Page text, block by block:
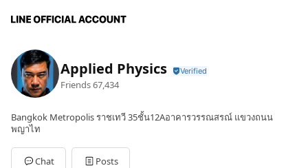
Applied Physics
Friends67,434
Bangkok Metropolis ราชเทวี 35ชั้น12Aอาคารวรรณสรณ์ แขวงถนน
พญาไท
Chat Posts